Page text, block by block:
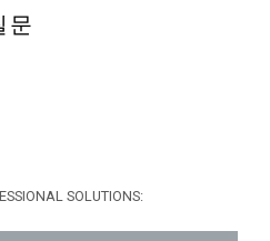
문
SOLUTIONS: